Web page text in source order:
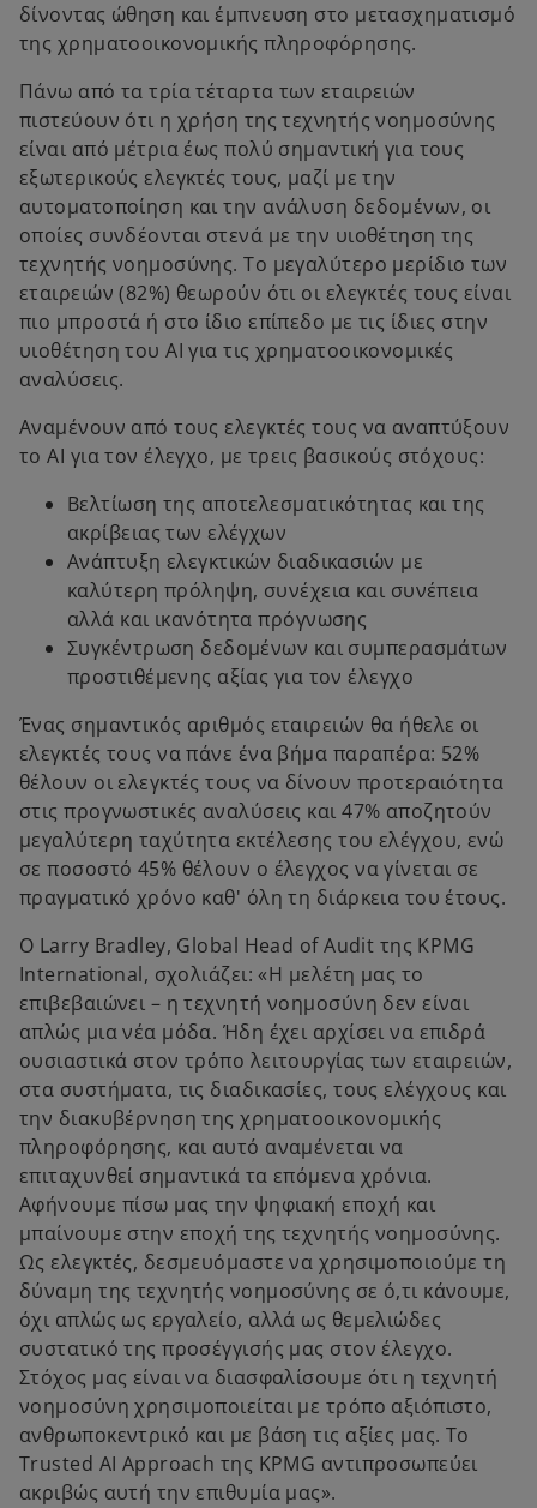
δίνοντας ώθηση και έμπνευση στο μετασχηματισμό
της χρηματοοικονομικής πληροφόρησης.
Πάνω από τα τρία τέταρτα των εταιρειών
πιστεύουν ότι η χρήση της τεχνητής νοημοσύνης
είναι από μέτρια έως πολύ σημαντική για τους
εξωτερικούς ελεγκτές τους, μαζί με την
αυτοματοποίηση και την ανάλυση δεδομένων, οι
οποίες συνδέονται στενά με την υιοθέτηση της
τεχνητής νοημοσύνης. Το μεγαλύτερο μερίδιο των
εταιρειών (82%) θεωρούν ότι οι ελεγκτές τους είναι
πιο μπροστά ή στο ίδιο επίπεδο με τις ίδιες στην
υιοθέτηση του ΑΙ για τις χρηματοοικονομικές
αναλύσεις.
Αναμένουν από τους ελεγκτές τους να αναπτύξουν
το AI για τον έλεγχο, με τρεις βασικούς στόχους:
Βελτίωση της αποτελεσματικότητας και της
ακρίβειας των ελέγχων
Ανάπτυξη ελεγκτικών διαδικασιών με
καλύτερη πρόληψη, συνέχεια και συνέπεια
αλλά και ικανότητα πρόγνωσης
Συγκέντρωση δεδομένων και συμπερασμάτων
προστιθέμενης αξίας για τον έλεγχο
Ένας σημαντικός αριθμός εταιρειών θα ήθελε οι
ελεγκτές τους να πάνε ένα βήμα παραπέρα: 52%
θέλουν οι ελεγκτές τους να δίνουν προτεραιότητα
στις προγνωστικές αναλύσεις και 47% αποζητούν
μεγαλύτερη ταχύτητα εκτέλεσης του ελέγχου, ενώ
σε ποσοστό 45% θέλουν ο έλεγχος να γίνεται σε
πραγματικό χρόνο καθ' όλη τη διάρκεια του έτους.
Ο Larry Bradley, Global Head of Audit της KPMG
International, σχολιάζει: «Η μελέτη μας το
επιβεβαιώνει – η τεχνητή νοημοσύνη δεν είναι
απλώς μια νέα μόδα. Ήδη έχει αρχίσει να επιδρά
ουσιαστικά στον τρόπο λειτουργίας των εταιρειών,
στα συστήματα, τις διαδικασίες, τους ελέγχους και
την διακυβέρνηση της χρηματοοικονομικής
πληροφόρησης, και αυτό αναμένεται να
επιταχυνθεί σημαντικά τα επόμενα χρόνια.
Αφήνουμε πίσω μας την ψηφιακή εποχή και
μπαίνουμε στην εποχή της τεχνητής νοημοσύνης.
Ως ελεγκτές, δεσμευόμαστε να χρησιμοποιούμε τη
δύναμη της τεχνητής νοημοσύνης σε ό,τι κάνουμε,
όχι απλώς ως εργαλείο, αλλά ως θεμελιώδες
συστατικό της προσέγγισής μας στον έλεγχο.
Στόχος μας είναι να διασφαλίσουμε ότι η τεχνητή
νοημοσύνη χρησιμοποιείται με τρόπο αξιόπιστο,
ανθρωποκεντρικό και με βάση τις αξίες μας. Το
Trusted AI Approach της KPMG αντιπροσωπεύει
ακριβώς αυτή την επιθυμία μας».